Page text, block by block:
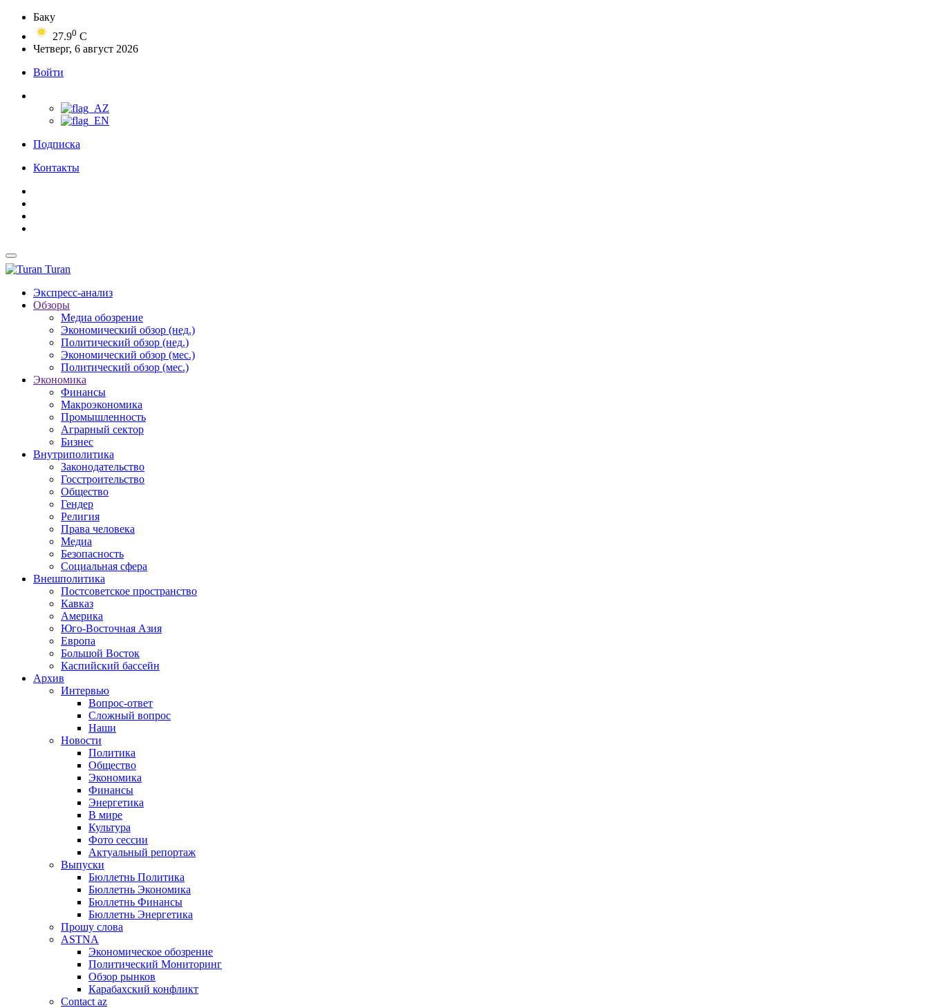
Баку
27.90 C
Четверг, 6 август 2026
Войти
Подписка
Контакты
Turan
Экспресс-анализ
Обзоры
Медиа обозрение
Экономический обзор (нед.)
Политический обзор (нед.)
Экономический обзор (мес.)
Политический обзор (мес.)
Экономика
Финансы
Макроэкономика
Промышленность
Аграрный сектор
Бизнес
Внутриполитика
Законодательство
Госстроительство
Общество
Гендер
Религия
Права человека
Медиа
Безопасность
Социальная сфера
Внешполитика
Постсоветское пространство
Кавказ
Америка
Юго-Восточная Азия
Европа
Большой Восток
Каспийский бассейн
Архив
Интервью
Вопрос-ответ
Сложный вопрос
Наши
Новости
Политика
Общество
Экономика
Финансы
Энергетика
В мире
Культура
Фото сессии
Актуальный репортаж
Выпуски
Бюллетнь Политика
Бюллетнь Экономика
Бюллетнь Финансы
Бюллетнь Энергетика
Прошу слова
ASTNA
Экономическое обозрение
Политический Мониторинг
Обзор рынков
Карабахский конфликт
Contact az